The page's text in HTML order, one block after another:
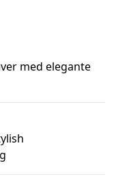
med elegante